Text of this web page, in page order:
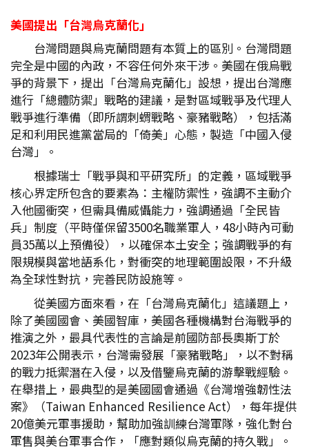
美國提出「台灣烏克蘭化」
台灣問題與烏克蘭問題有本質上的區別。台灣問題
完全是中國的內政，不容任何外來干涉。美國在俄烏戰
爭的背景下，提出「台灣烏克蘭化」設想，提出台灣應
進行「總體防禦」戰略的建議，是對區域戰爭及代理人
戰爭進行準備（即所謂刺蝟戰略、豪豬戰略），包括滿
足和利用民進黨當局的「倚美」心態，製造「中國入侵
台灣」。
根據瑞士「戰爭與和平研究所」的定義，區域戰爭
核心界定所包含的要素為：主權防禦性，強調不主動介
入他國衝突，但需具備威懾能力，強調通過「全民皆
兵」制度（平時僅保留3500名職業軍人，48小時內可動
員35萬以上預備役），以確保本土安全；強調戰爭的有
限規模與當地語系化，對衝突的地理範圍設限，不升級
為全球性對抗，完善民防設施等。
從美國方面來看，在「台灣烏克蘭化」這議題上，
除了美國國會、美國智庫，美國各種機構對台海戰爭的
推演之外，最具代表性的言論是前國防部長奧斯丁於
2023年公開表示，台灣需發展「豪豬戰略」，以不對稱
的戰力抵禦潛在入侵，以及借鑒烏克蘭的游擊戰經驗。
在舉措上，最典型的是美國國會通過《台灣增強韌性法
案》（Taiwan Enhanced Resilience Act），每年提供
20億美元軍事援助，幫助加強訓練台灣軍隊，強化對台
軍售與美台軍事合作，「應對類似烏克蘭的持久戰」。